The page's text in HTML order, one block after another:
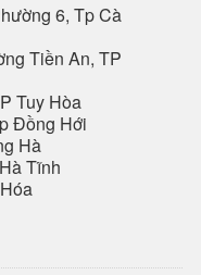
6, Tp Cà
Tiền An, TP
Tuy Hòa
Đồng Hới
Hà
Tĩnh